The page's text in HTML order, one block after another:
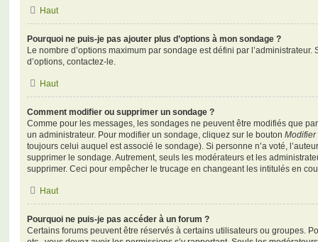
Haut
Pourquoi ne puis-je pas ajouter plus d’options à mon sondage ?
Le nombre d’options maximum par sondage est défini par
d’options, contactez-le.
Haut
Comment modifier ou supprimer un sondage ?
Comme pour les messages, les sondages ne peuvent être modifiés que
un administrateur. Pour modifier un sondage, cliquez sur le bouton Modifier
toujours celui auquel est associé le sondage). Si personne n’a voté,
supprimer le sondage. Autrement, seuls les modérateurs et les
supprimer. Ceci pour empêcher le trucage en changeant les intitulés en
Haut
Pourquoi ne puis-je pas accéder à un forum ?
Certains forums peuvent être réservés à certains utilisateurs ou groupes.